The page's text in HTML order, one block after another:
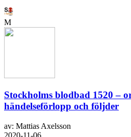
M
Stockholms blodbad 1520 –
händelseförlopp och följder
av: Mattias Axelsson
2020-11-06